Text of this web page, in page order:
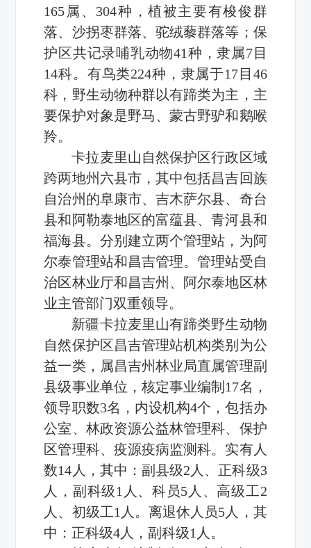
165属、304种，植被主要有梭俊群
落、沙拐枣群落、驼绒藜群落等；保
护区共记录哺乳动物41种，隶属7目
14科。有鸟类224种，隶属于17目46
科，野生动物种群以有蹄类为主，主
要保护对象是野马、蒙古野驴和鹅喉
羚。
卡拉麦里山自然保护区行政区域
跨两地州六县市，其中包括昌吉回族
自治州的阜康市、吉木萨尔县、奇台
县和阿勒泰地区的富蕴县、青河县和
福海县。分别建立两个管理站，为阿
尔泰管理站和昌吉管理。管理站受自
治区林业厅和昌吉州、阿尔泰地区林
业主管部门双重领导。
新疆卡拉麦里山有蹄类野生动物
自然保护区昌吉管理站机构类别为公
益一类，属昌吉州林业局直属管理副
县级事业单位，核定事业编制17名，
领导职数3名，内设机构4个，包括办
公室、林政资源公益林管理科、保护
区管理科、疫源疫病监测科。实有人
数14人，其中：副县级2人、正科级3
人，副科级1人、科员5人、高级工2
人、初级工1人。离退休人员5人，其
中：正科级4人，副科级1人。